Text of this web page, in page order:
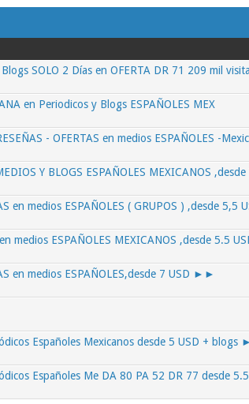
SOLO 2 Días en OFERTA DR 71 209 mil
en Periodicos y Blogs ESPAÑOLES MEX
- OFERTAS en medios ESPAÑOLES -
Y BLOGS ESPAÑOLES MEXICANOS
medios ESPAÑOLES ( GRUPOS ) ,desde 5,5
medios ESPAÑOLES MEXICANOS ,desde 5.5
en medios ESPAÑOLES,desde 7 USD ►►
Españoles Mexicanos desde 5 USD + blogs
Españoles Me DA 80 PA 52 DR 77 desde